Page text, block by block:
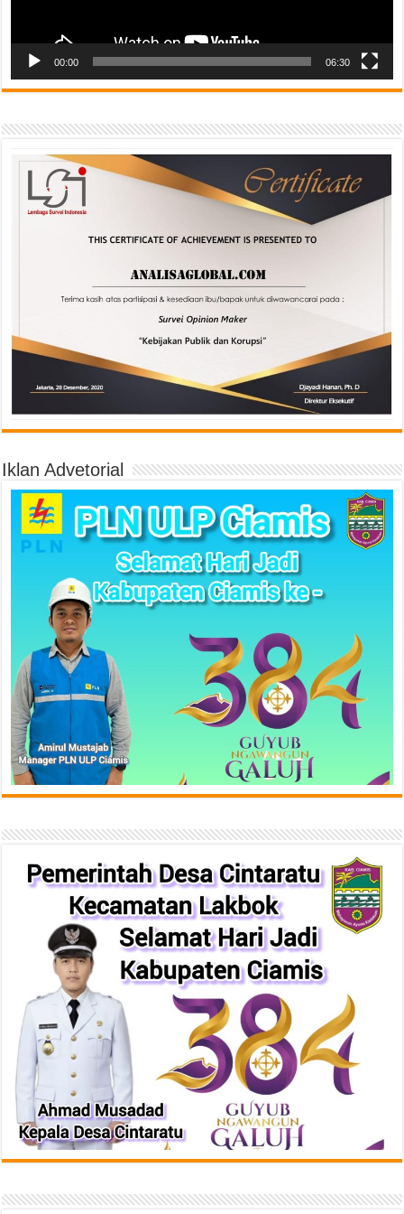
00:00 06:30
Iklan Advetorial